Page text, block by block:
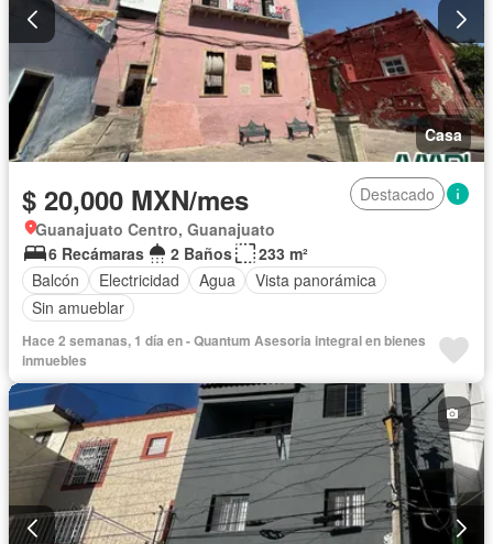
Casa
$ 20,000 MXN/mes
Destacado
Guanajuato Centro, Guanajuato
6 Recámaras
2 Baños
233 m²
Balcón
Electricidad Agua
Vista panorámica
Sin amueblar
Hace 2 semanas, 1 día en - Quantum Asesoria integral en bienes
inmuebles